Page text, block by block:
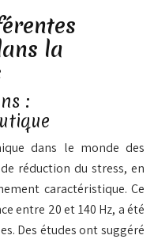
la
:
dans le monde des
réduction du stress, en
caractéristique. Ce
entre 20 et 140 Hz, a été
Des études ont suggéré